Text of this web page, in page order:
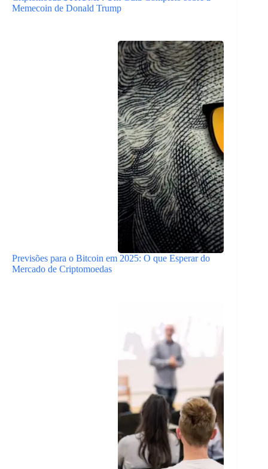
Memecoin de Donald Trump
Previsões para o Bitcoin em 2025: O que Esperar do
Mercado de Criptomoedas